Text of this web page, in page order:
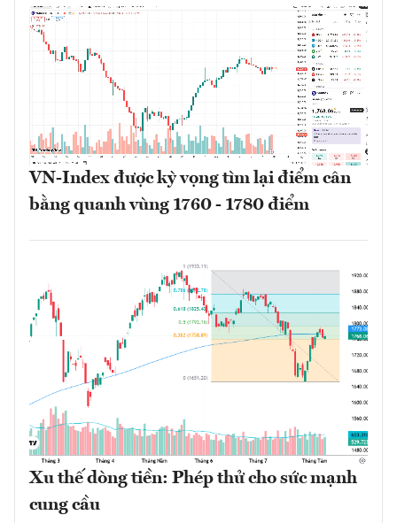
VN-Index được kỳ vọng tìm lại điểm cân
bằng quanh vùng 1760 - 1780 điểm
Xu thế dòng tiền: Phép thử cho sức mạnh
cung cầu